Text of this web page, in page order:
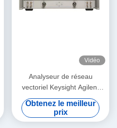
Vidéo
Analyseur de réseau
vectoriel Keysight Agilent
E8358A PNA 300 kHz à 9
GHz en rack, d'occasion
Obtenez le meilleur
prix